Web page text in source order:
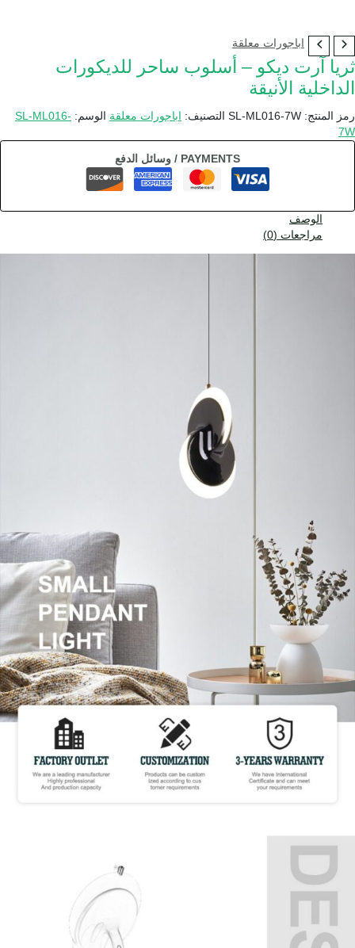
اباجورات معلقة
ثريا آرت ديكو – أسلوب ساحر للديكورات
الداخلية الأنيقة
رمز المنتج: SL-ML016-7W التصنيف: اباجورات معلقة الوسم: SL-ML016-
7W
PAYMENTS / وسائل الدفع
الوصف
مراجعات (0)